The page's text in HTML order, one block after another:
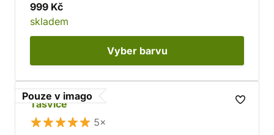
999 Kč
skladem
Vyber barvu
Pouze v imago
Tašvice
5×